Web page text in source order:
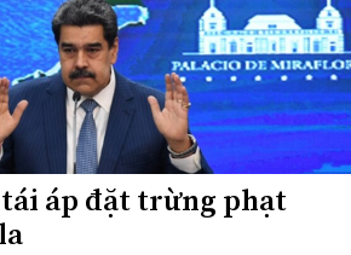
tái áp đặt trừng phạt